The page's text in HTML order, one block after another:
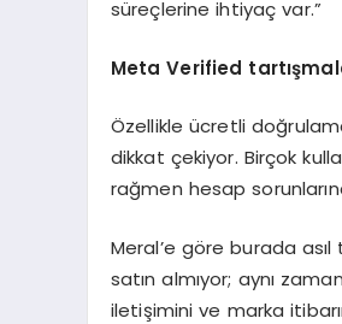
süreçlerine ihtiyaç var.”
Meta Verified
Özellikle ücretli
dikkat çekiyor. Birçok
rağmen hesap
Meral’e göre burada
satın almıyor; aynı
iletişimini ve marka